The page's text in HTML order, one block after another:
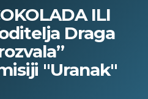
ILI
Draga
"Uranak"